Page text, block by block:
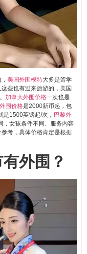
美国外围模特大多是留学
些也有过来旅游的，美国
加拿大外围价格一次也是
围价格是2000新币起，包
是1500英镑起/次， 巴黎外
，女孩条件不同、服务内容
考，具体价格肯定是根据
外围？